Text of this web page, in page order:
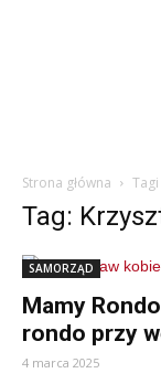
Strona główna Tagi
Tag:
SAMORZĄD
Mamy
rondo przy
4 marca 2025